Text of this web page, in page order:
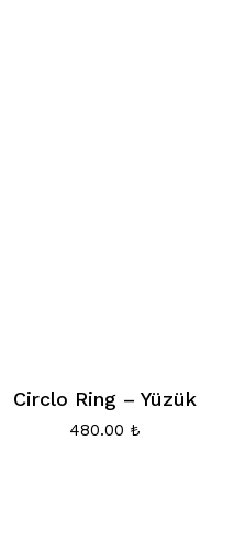
Circlo Ring – Yüzük
480.00 ₺